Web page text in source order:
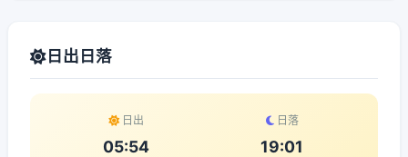
日出日落
日出
05:54
日落
19:01